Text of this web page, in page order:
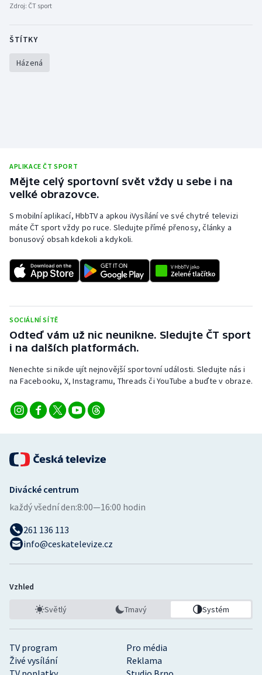
Volejbal
Ostatní
Zdroj: ČT sport
ŠTÍTKY
Házená
APLIKACE ČT SPORT
Mějte celý sportovní svět vždy u sebe i na
velké obrazovce.
S mobilní aplikací, HbbTV a apkou iVysílání ve své chytré televizi
máte ČT sport vždy po ruce. Sledujte přímé přenosy, články a
bonusový obsah kdekoli a kdykoli.
SOCIÁLNÍ SÍTĚ
Odteď vám už nic neunikne. Sledujte ČT sport
i na dalších platformách.
Nenechte si nikde ujít nejnovější sportovní události. Sledujte nás i
na Facebooku, X, Instagramu, Threads či YouTube a buďte v obraze.
TV program
Pro média
Živé vysílání
Reklama
Divácké centrum
každý všední den:8:00—16:00 hodin
261 136 113
info@ceskatelevize.cz
Vzhled
Světlý Tmavý Systém